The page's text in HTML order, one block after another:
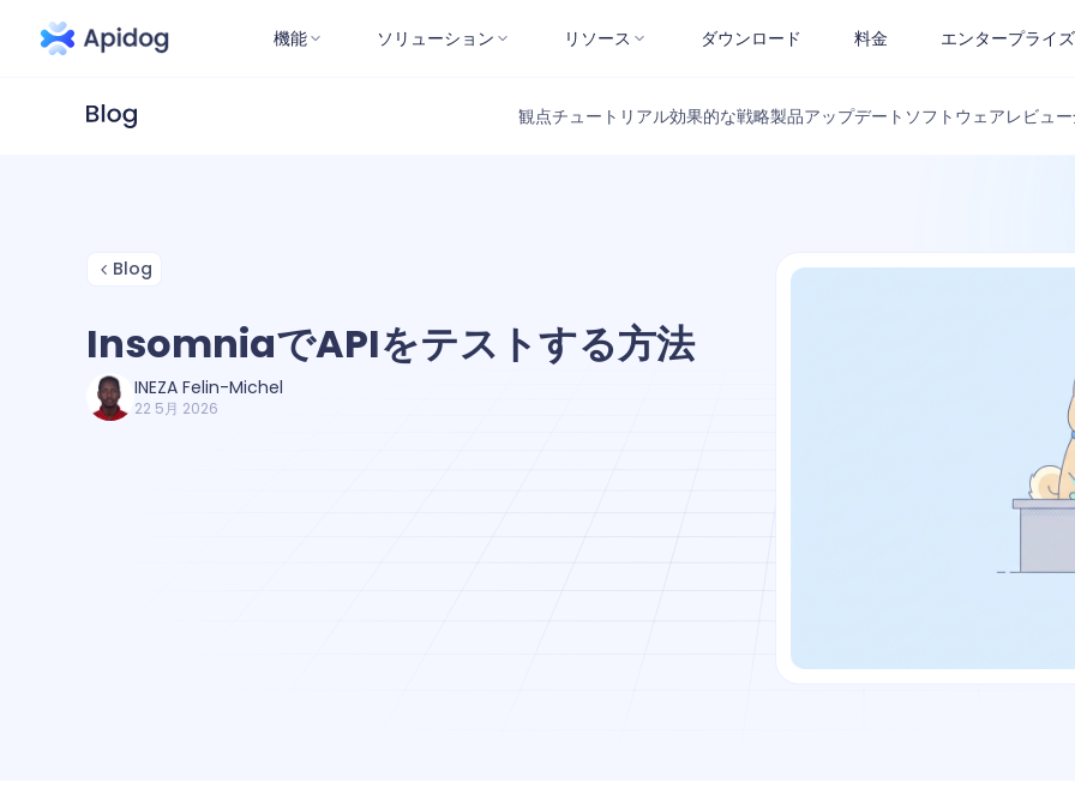
機能 ソリューション リソース ダウンロード 料金 エンタープライズ
観点チュートリアル効果的な戦略製品アップデート ソフトウェアレビュー
Blog
InsomniaでAPIをテストする方法
INEZA Felin-Michel
22 5月 2026